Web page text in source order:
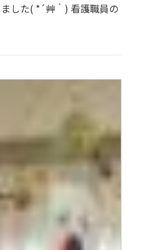
した( *´艸｀) 看護職員の